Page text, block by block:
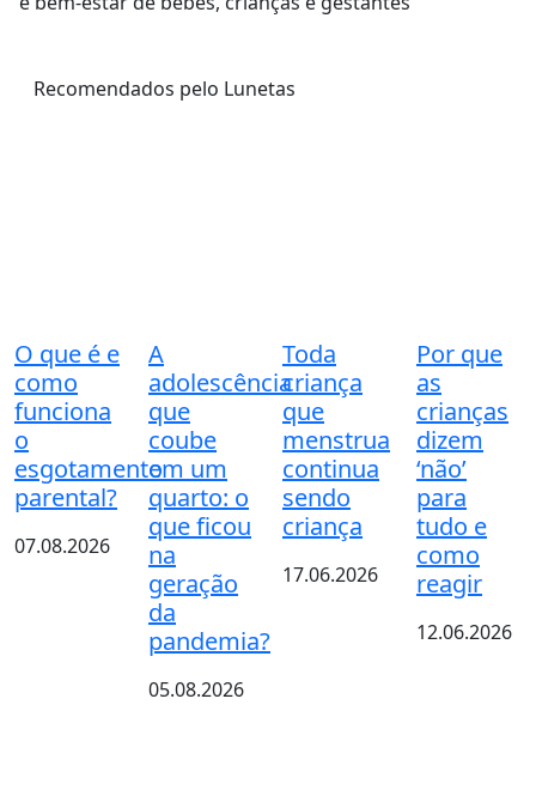
Recomendados pelo Lunetas
O que é e
como
funciona
o
esgotamento
parental?
07.08.2026
A
adolescência
que
coube
em um
quarto: o
que ficou
na
geração
da
pandemia?
05.08.2026
Toda
criança
que
menstrua
continua
sendo
criança
17.06.2026
Por que
as
crianças
dizem
‘não’
para
tudo e
como
reagir
12.06.2026